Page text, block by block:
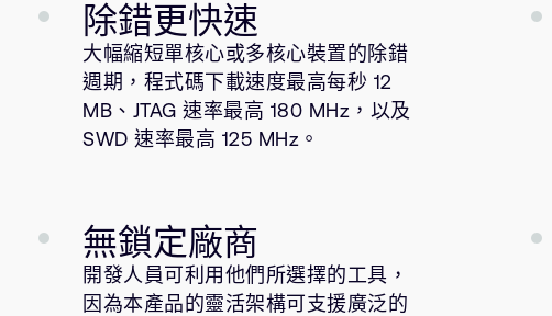
除錯更快速
大幅縮短單核心或多核心裝置的除錯
週期，程式碼下載速度最高每秒 12
MB、JTAG 速率最高 180 MHz，以及
SWD 速率最高 125 MHz。
無鎖定廠商
開發人員可利用他們所選擇的工具，
因為本產品的靈活架構可支援廣泛的